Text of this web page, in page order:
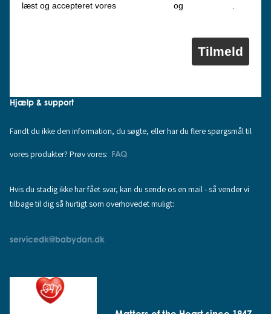
læst og accepteret vores
og
Tilmeld
Hjælp & support
Fandt du ikke den information, du søgte, eller har du flere spørgsmål til
vores produkter? Prøv vores: FAQ
Hvis du stadig ikke har fået svar, kan du sende os en mail - så vender vi
tilbage til dig så hurtigt som overhovedet muligt:
servicedk@babydan.dk